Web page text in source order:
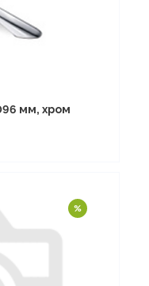
мм, хром